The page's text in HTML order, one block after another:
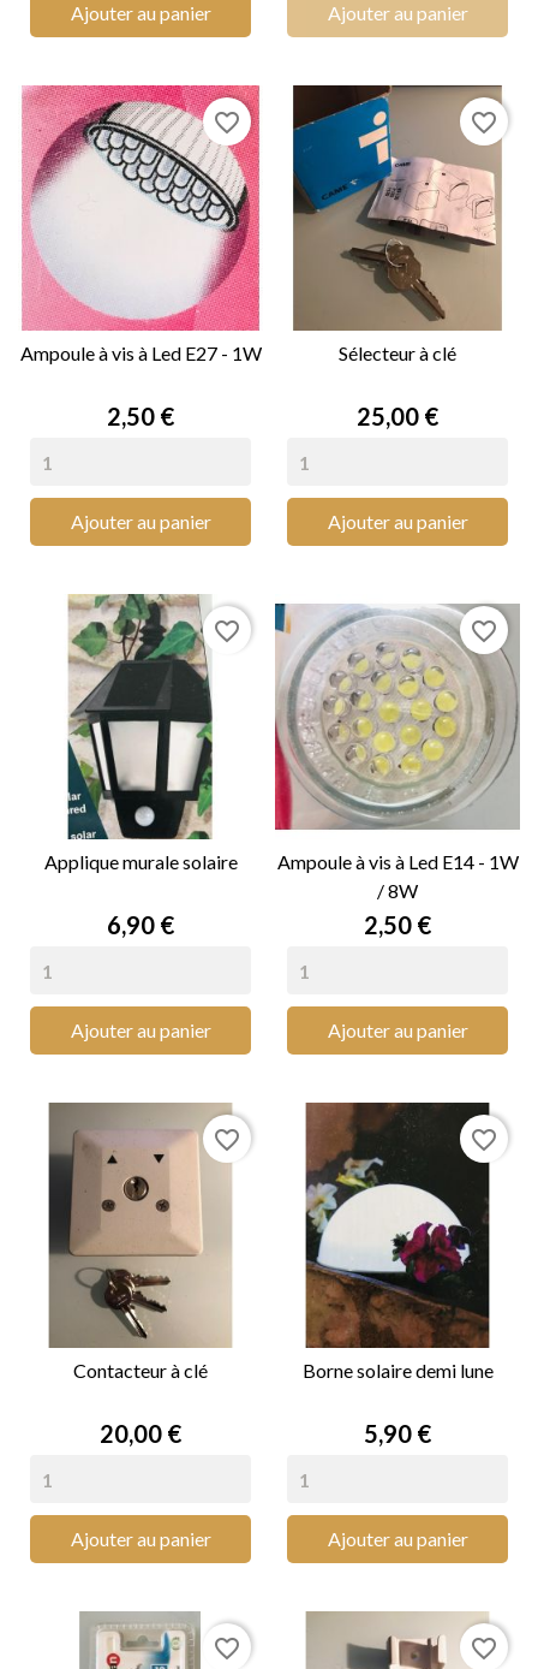
Ajouter au panier Ajouter au panier
Ampoule à vis à Led E27 - 1W
Prix
2,50 €
Ajouter au panier
favorite_border
Sélecteur à clé
Prix
25,00 €
Ajouter au panier
favorite_border
Applique murale solaire
Prix
6,90 €
Ajouter au panier
favorite_border
Ampoule à vis à Led E14 - 1W
/ 8W
Prix
2,50 €
Ajouter au panier
favorite_border
Contacteur à clé
Prix
20,00 €
Ajouter au panier
favorite_border
Borne solaire demi lune
Prix
5,90 €
Ajouter au panier
favorite_border
favorite_border favorite_border